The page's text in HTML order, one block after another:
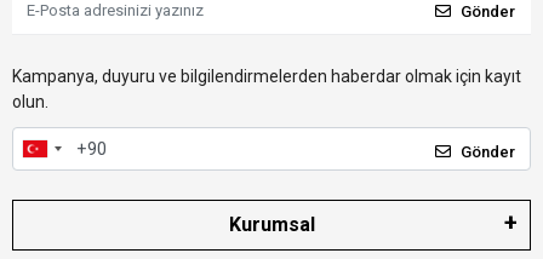
Gönder
Kampanya, duyuru ve bilgilendirmelerden haberdar olmak için kayıt
olun.
Gönder
Kurumsal